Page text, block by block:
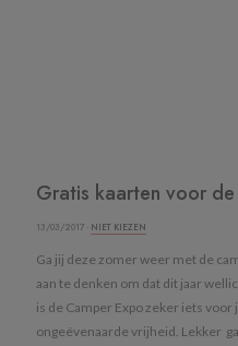
Gratis kaarten voor
13/03/2017 · NIET KIEZEN
Ga jij deze zomer weer met de
aan te denken om dat dit jaar
is de Camper Expo zeker iets
ongeëvenaarde vrijheid. Lekker